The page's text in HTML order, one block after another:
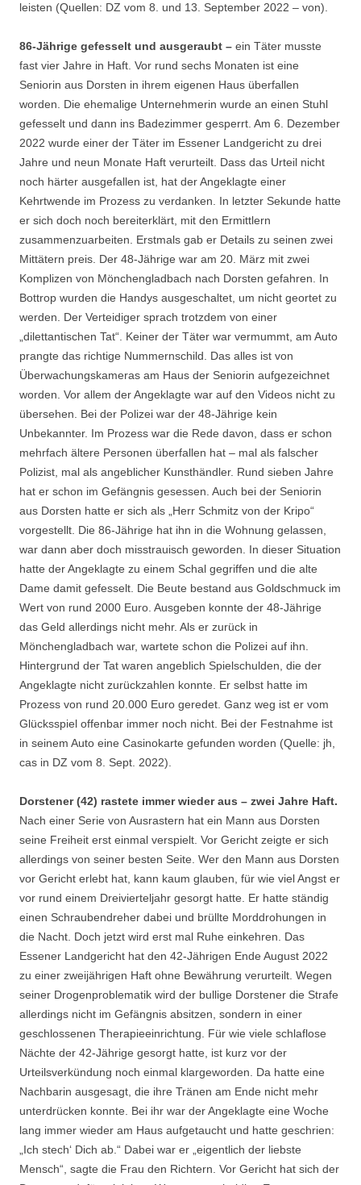
leisten (Quellen: DZ vom 8. und 13. September 2022 – von).
86-Jährige gefesselt und ausgeraubt – ein Täter musste
fast vier Jahre in Haft. Vor rund sechs Monaten ist eine
Seniorin aus Dorsten in ihrem eigenen Haus überfallen
worden. Die ehemalige Unternehmerin wurde an einen Stuhl
gefesselt und dann ins Badezimmer gesperrt. Am 6. Dezember
2022 wurde einer der Täter im Essener Landgericht zu drei
Jahre und neun Monate Haft verurteilt. Dass das Urteil nicht
noch härter ausgefallen ist, hat der Angeklagte einer
Kehrtwende im Prozess zu verdanken. In letzter Sekunde hatte
er sich doch noch bereiterklärt, mit den Ermittlern
zusammenzuarbeiten. Erstmals gab er Details zu seinen zwei
Mittätern preis. Der 48-Jährige war am 20. März mit zwei
Komplizen von Mönchengladbach nach Dorsten gefahren. In
Bottrop wurden die Handys ausgeschaltet, um nicht geortet zu
werden. Der Verteidiger sprach trotzdem von einer
„dilettantischen Tat“. Keiner der Täter war vermummt, am Auto
prangte das richtige Nummernschild. Das alles ist von
Überwachungskameras am Haus der Seniorin aufgezeichnet
worden. Vor allem der Angeklagte war auf den Videos nicht zu
übersehen. Bei der Polizei war der 48-Jährige kein
Unbekannter. Im Prozess war die Rede davon, dass er schon
mehrfach ältere Personen überfallen hat – mal als falscher
Polizist, mal als angeblicher Kunsthändler. Rund sieben Jahre
hat er schon im Gefängnis gesessen. Auch bei der Seniorin
aus Dorsten hatte er sich als „Herr Schmitz von der Kripo“
vorgestellt. Die 86-Jährige hat ihn in die Wohnung gelassen,
war dann aber doch misstrauisch geworden. In dieser Situation
hatte der Angeklagte zu einem Schal gegriffen und die alte
Dame damit gefesselt. Die Beute bestand aus Goldschmuck im
Wert von rund 2000 Euro. Ausgeben konnte der 48-Jährige
das Geld allerdings nicht mehr. Als er zurück in
Mönchengladbach war, wartete schon die Polizei auf ihn.
Hintergrund der Tat waren angeblich Spielschulden, die der
Angeklagte nicht zurückzahlen konnte. Er selbst hatte im
Prozess von rund 20.000 Euro geredet. Ganz weg ist er vom
Glücksspiel offenbar immer noch nicht. Bei der Festnahme ist
in seinem Auto eine Casinokarte gefunden worden (Quelle: jh,
cas in DZ vom 8. Sept. 2022).
Dorstener (42) rastete immer wieder aus – zwei Jahre Haft.
Nach einer Serie von Ausrastern hat ein Mann aus Dorsten
seine Freiheit erst einmal verspielt. Vor Gericht zeigte er sich
allerdings von seiner besten Seite. Wer den Mann aus Dorsten
vor Gericht erlebt hat, kann kaum glauben, für wie viel Angst er
vor rund einem Dreivierteljahr gesorgt hatte. Er hatte ständig
einen Schraubendreher dabei und brüllte Morddrohungen in
die Nacht. Doch jetzt wird erst mal Ruhe einkehren. Das
Essener Landgericht hat den 42-Jährigen Ende August 2022
zu einer zweijährigen Haft ohne Bewährung verurteilt. Wegen
seiner Drogenproblematik wird der bullige Dorstener die Strafe
allerdings nicht im Gefängnis absitzen, sondern in einer
geschlossenen Therapieeinrichtung. Für wie viele schlaflose
Nächte der 42-Jährige gesorgt hatte, ist kurz vor der
Urteilsverkündung noch einmal klargeworden. Da hatte eine
Nachbarin ausgesagt, die ihre Tränen am Ende nicht mehr
unterdrücken konnte. Bei ihr war der Angeklagte eine Woche
lang immer wieder am Haus aufgetaucht und hatte geschrien:
„Ich stech‘ Dich ab.“ Dabei war er „eigentlich der liebste
Mensch“, sagte die Frau den Richtern. Vor Gericht hat sich der